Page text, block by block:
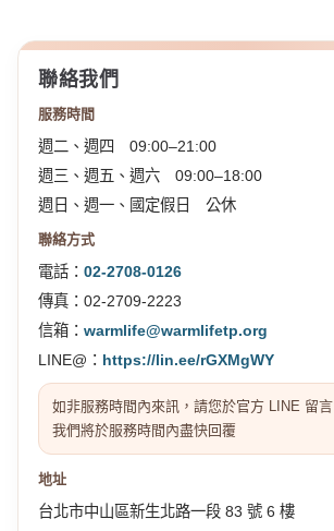
聯絡我們
服務時間
週二、週四 09:00–21:00
週三、週五、週六 09:00–18:00
週日、週一、國定假日 公休
聯絡方式
電話： 02-2708-0126
傳真：02-2709-2223
信箱： warmlife@warmlifetp.org
LINE@： https://lin.ee/rGXMgWY
如非服務時間內來訊，請您於官方 LINE 留言
我們將於服務時間內盡快回覆
地址
台北市中山區新生北路一段 83 號 6 樓